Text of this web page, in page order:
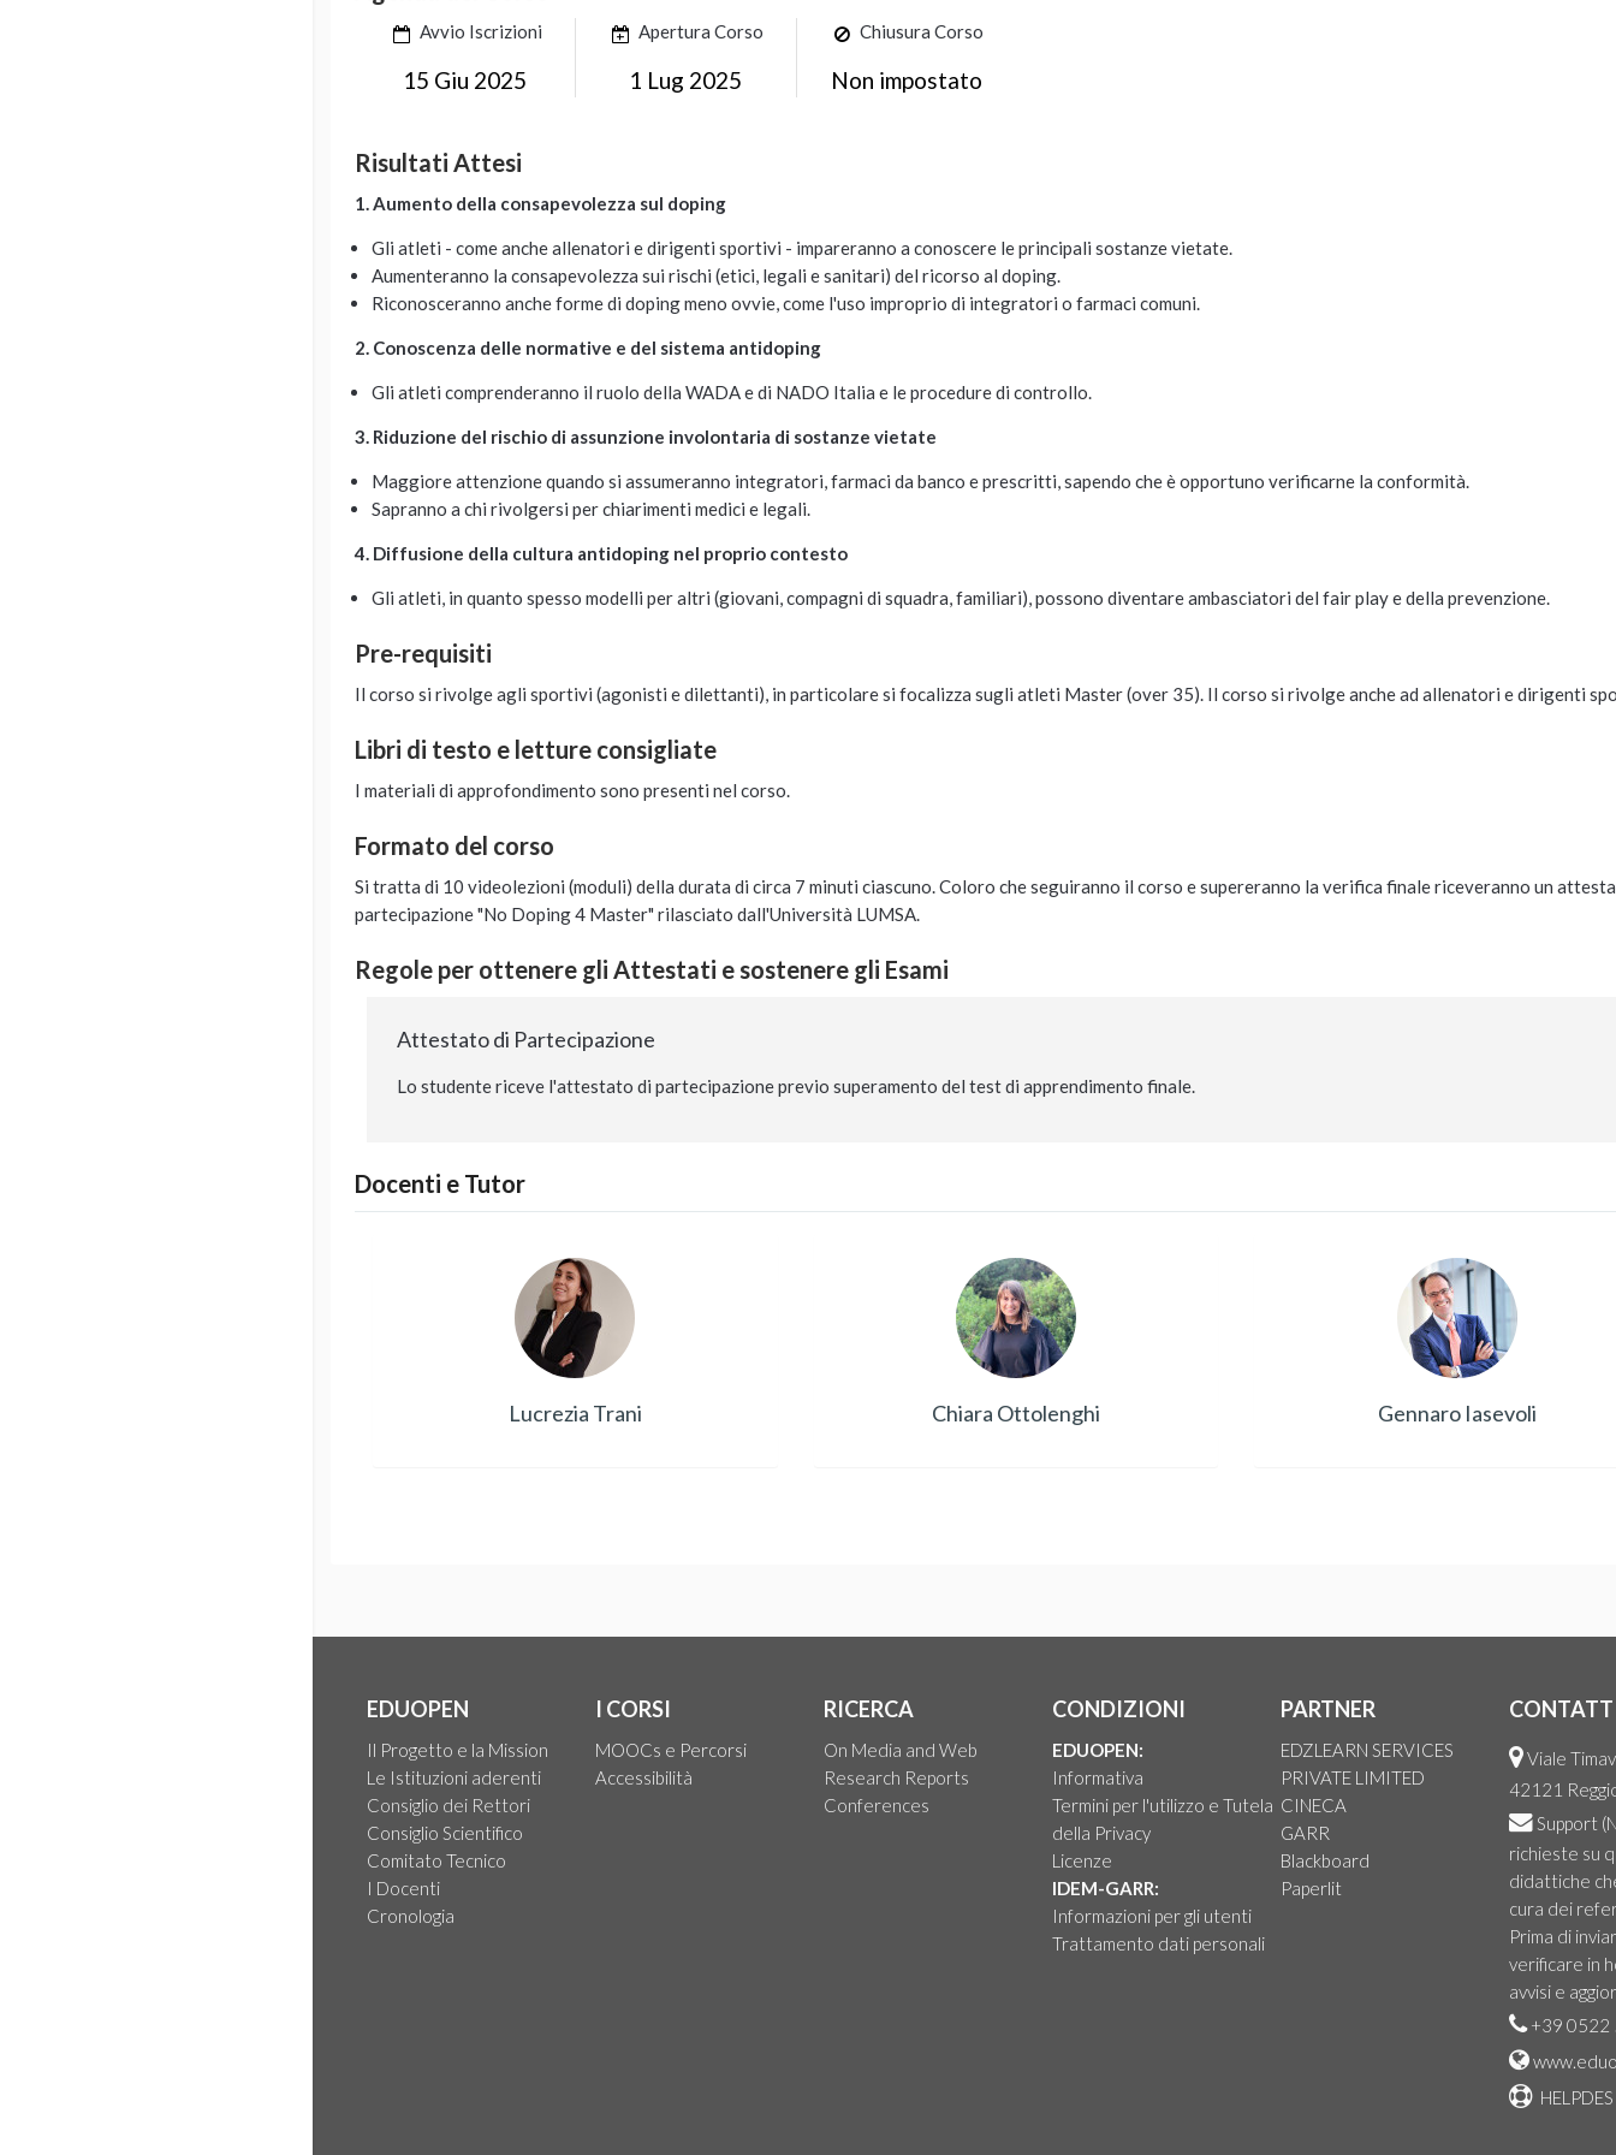
Avvio Iscrizioni
15 Giu 2025
Apertura Corso
1 Lug 2025
Chiusura Corso
Non impostato
Risultati Attesi
1. Aumento della consapevolezza sul doping
Gli atleti - come anche allenatori e dirigenti sportivi - impareranno a conoscere le principali sostanze vietate.
Aumenteranno la consapevolezza sui rischi (etici, legali e sanitari) del ricorso al doping.
Riconosceranno anche forme di doping meno ovvie, come l'uso improprio di integratori o farmaci comuni.
2. Conoscenza delle normative e del sistema antidoping
Gli atleti comprenderanno il ruolo della WADA e di NADO Italia e le procedure di controllo.
3. Riduzione del rischio di assunzione involontaria di sostanze vietate
Maggiore attenzione quando si assumeranno integratori, farmaci da banco e prescritti, sapendo che è opportuno verificarne la conformità.
Sapranno a chi rivolgersi per chiarimenti medici e legali.
4. Diffusione della cultura antidoping nel proprio contesto
Gli atleti, in quanto spesso modelli per altri (giovani, compagni di squadra, familiari), possono diventare ambasciatori del fair play e della prevenzione.
Pre-requisiti
Il corso si rivolge agli sportivi (agonisti e dilettanti), in particolare si focalizza sugli atleti Master (over 35). Il corso si rivolge anche ad allenatori e dirigenti
Libri di testo e letture consigliate
I materiali di approfondimento sono presenti nel corso.
Formato del corso
Si tratta di 10 videolezioni (moduli) della durata di circa 7 minuti ciascuno. Coloro che seguiranno il corso e supereranno la verifica finale riceveranno un
partecipazione "No Doping 4 Master" rilasciato dall'Università LUMSA.
Regole per ottenere gli Attestati e sostenere gli Esami
Attestato di Partecipazione
Lo studente riceve l'attestato di partecipazione previo superamento del test di apprendimento finale.
Docenti e Tutor
Lucrezia Trani Chiara Ottolenghi Gennaro Iasevoli
EDUOPEN
Il Progetto e la Mission
Le Istituzioni aderenti
Consiglio dei Rettori
Consiglio Scientifico
Comitato Tecnico
I Docenti
Cronologia
I CORSI
MOOCs e Percorsi
Accessibilità
RICERCA
On Media and Web
Research Reports
Conferences
CONDIZIONI
EDUOPEN:
Informativa
Termini per l'utilizzo e Tutela
della Privacy
Licenze
IDEM-GARR:
Informazioni per gli utenti
Trattamento dati personali
PARTNER
EDZLEARN SERVICES
PRIVATE LIMITED
CINECA
GARR
Blackboard
Paperlit
Viale
42121
Support
richieste su
didattiche
cura dei
Prima di
verificare in
avvisi e
+39 0522